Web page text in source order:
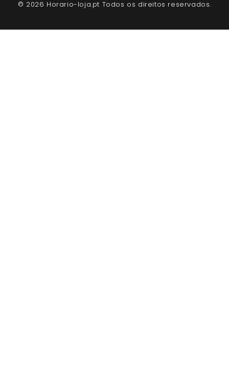
© 2026 Horario-loja.pt Todos os direitos reservados.